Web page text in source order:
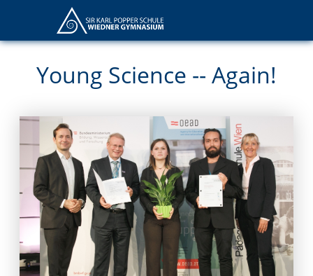
Young Science -- Again!